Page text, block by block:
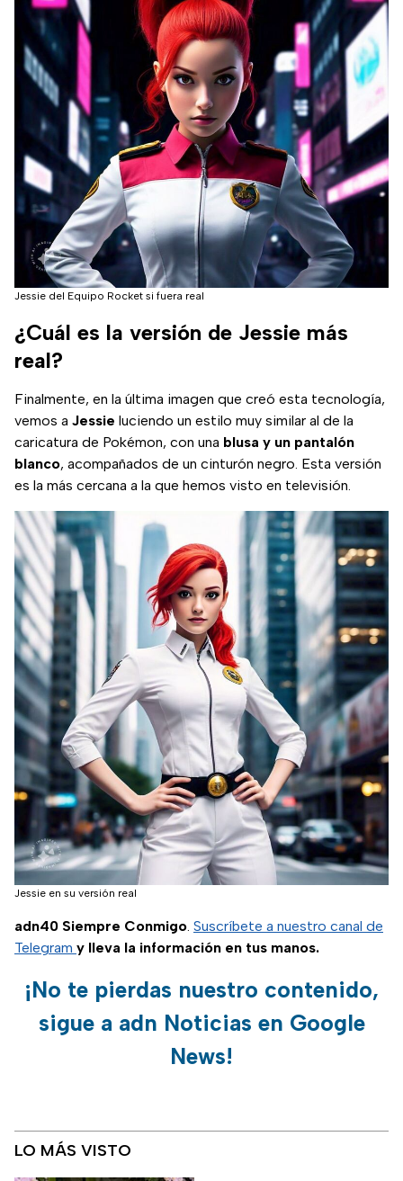
Jessie del Equipo Rocket si fuera real
¿Cuál es la versión de Jessie más
real?
Finalmente, en la última imagen que creó esta tecnología,
vemos a Jessie luciendo un estilo muy similar al de la
caricatura de Pokémon, con una blusa y un pantalón
blanco, acompañados de un cinturón negro. Esta versión
es la más cercana a la que hemos visto en televisión.
Jessie en su versión real
adn40 Siempre Conmigo. Suscríbete a nuestro canal de
Telegram y lleva la información en tus manos.
¡No te pierdas nuestro contenido,
sigue a adn Noticias en Google
News!
LO MÁS VISTO